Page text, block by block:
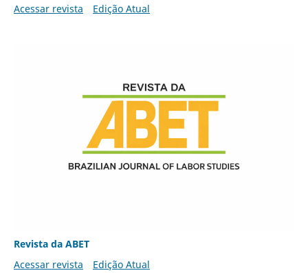
Acessar revista Edição Atual
Revista da ABET
Acessar revista
Edição Atual